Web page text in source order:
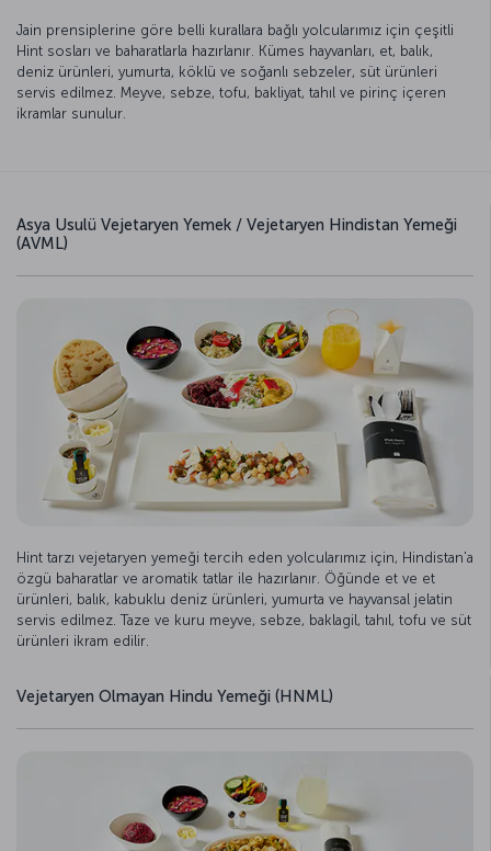
Jain prensiplerine göre belli kurallara bağlı yolcularımız için çeşitli
Hint sosları ve baharatlarla hazırlanır. Kümes hayvanları, et, balık,
deniz ürünleri, yumurta, köklü ve soğanlı sebzeler, süt ürünleri
servis edilmez. Meyve, sebze, tofu, bakliyat, tahıl ve pirinç içeren
ikramlar sunulur.
Asya Usulü Vejetaryen Yemek / Vejetaryen Hindistan Yemeği
(AVML)
Hint tarzı vejetaryen yemeği tercih eden yolcularımız için, Hindistan'a
özgü baharatlar ve aromatik tatlar ile hazırlanır. Öğünde et ve et
ürünleri, balık, kabuklu deniz ürünleri, yumurta ve hayvansal jelatin
servis edilmez. Taze ve kuru meyve, sebze, baklagil, tahıl, tofu ve süt
ürünleri ikram edilir.
Vejetaryen Olmayan Hindu Yemeği (HNML)